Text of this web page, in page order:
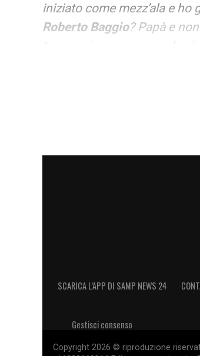
iniziato come mezz’ala e
Roberto Baggio? Papà e
troppo giovane per averlo
Youtube, è uno dei miei
con mister Bellucci. Ho
imparando tantissime
e australiani: qui c’è molta
– spero di
SCARICA L’APP DI SAMP NEWS 24
Gestisci consenso
Copyright 2026 © riproduzione